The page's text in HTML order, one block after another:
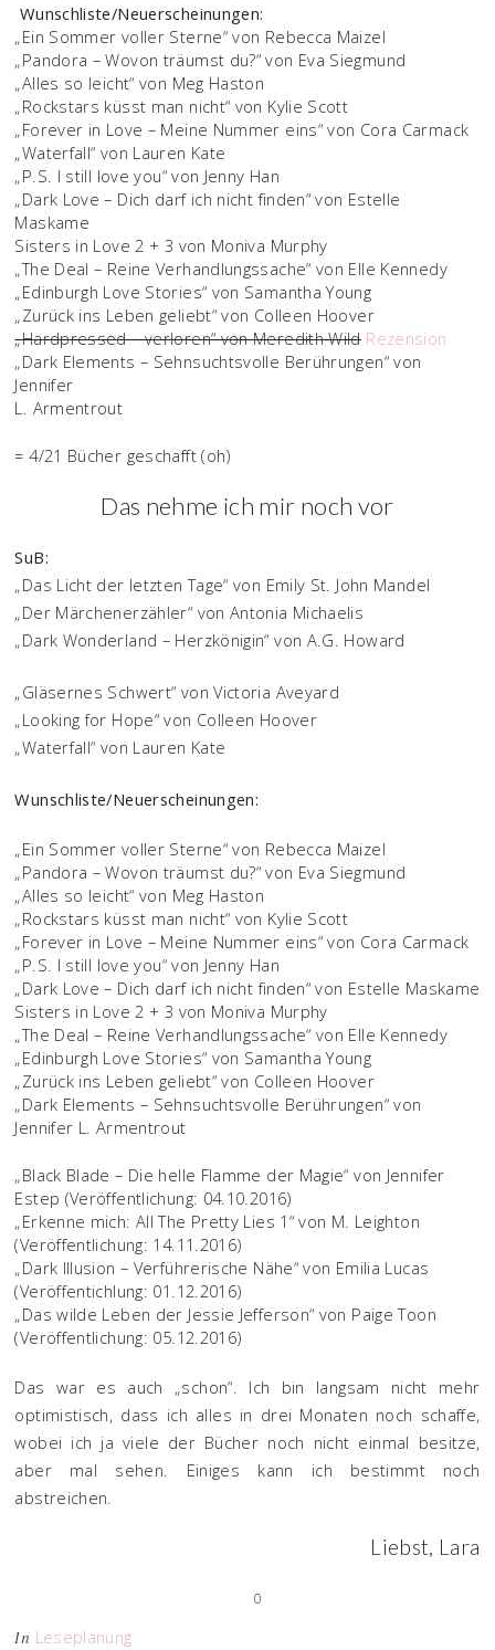
Wunschliste/Neuerscheinungen:
„Ein Sommer voller Sterne“ von Rebecca Maizel
„Pandora – Wovon träumst du?“ von Eva Siegmund
„Alles so leicht“ von Meg Haston
„Rockstars küsst man nicht“ von Kylie Scott
„Forever in Love – Meine Nummer eins“ von Cora Carmack
„Waterfall“ von Lauren Kate
„P.S. I still love you“ von Jenny Han
„Dark Love – Dich darf ich nicht finden“ von Estelle
Maskame
Sisters in Love 2 + 3 von Moniva Murphy
„The Deal – Reine Verhandlungssache“ von Elle Kennedy
„Edinburgh Love Stories“ von Samantha Young
„Zurück ins Leben geliebt“ von Colleen Hoover
„Hardpressed – verloren“ von Meredith Wild Rezension
„Dark Elements – Sehnsuchtsvolle Berührungen“ von
Jennifer
L. Armentrout
= 4/21 Bücher geschafft (oh)
Das nehme ich mir noch vor
SuB:
„Das Licht der letzten Tage“ von Emily St. John Mandel
„Der Märchenerzähler“ von Antonia Michaelis
„Dark Wonderland – Herzkönigin“ von A.G. Howard
„Gläsernes Schwert“ von Victoria Aveyard
„Looking for Hope“ von Colleen Hoover
„Waterfall“ von Lauren Kate
Wunschliste/Neuerscheinungen:
„Ein Sommer voller Sterne“ von Rebecca Maizel
„Pandora – Wovon träumst du?“ von Eva Siegmund
„Alles so leicht“ von Meg Haston
„Rockstars küsst man nicht“ von Kylie Scott
„Forever in Love – Meine Nummer eins“ von Cora Carmack
„P.S. I still love you“ von Jenny Han
„Dark Love – Dich darf ich nicht finden“ von Estelle Maskame
Sisters in Love 2 + 3 von Moniva Murphy
„The Deal – Reine Verhandlungssache“ von Elle Kennedy
„Edinburgh Love Stories“ von Samantha Young
„Zurück ins Leben geliebt“ von Colleen Hoover
„Dark Elements – Sehnsuchtsvolle Berührungen“ von
Jennifer L. Armentrout
„Black Blade – Die helle Flamme der Magie“ von Jennifer
Estep (Veröffentlichung: 04.10.2016)
„Erkenne mich: All The Pretty Lies 1“ von M. Leighton
(Veröffentlichung: 14.11.2016)
„Dark Illusion – Verführerische Nähe“ von Emilia Lucas
(Veröffentichlung: 01.12.2016)
„Das wilde Leben der Jessie Jefferson“ von Paige Toon
(Veröffentlichung: 05.12.2016)
Das war es auch „schon“. Ich bin langsam nicht mehr
optimistisch, dass ich alles in drei Monaten noch schaffe,
wobei ich ja viele der Bücher noch nicht einmal besitze,
aber mal sehen. Einiges kann ich bestimmt noch
abstreichen.
Liebst, Lara
0
In Leseplanung